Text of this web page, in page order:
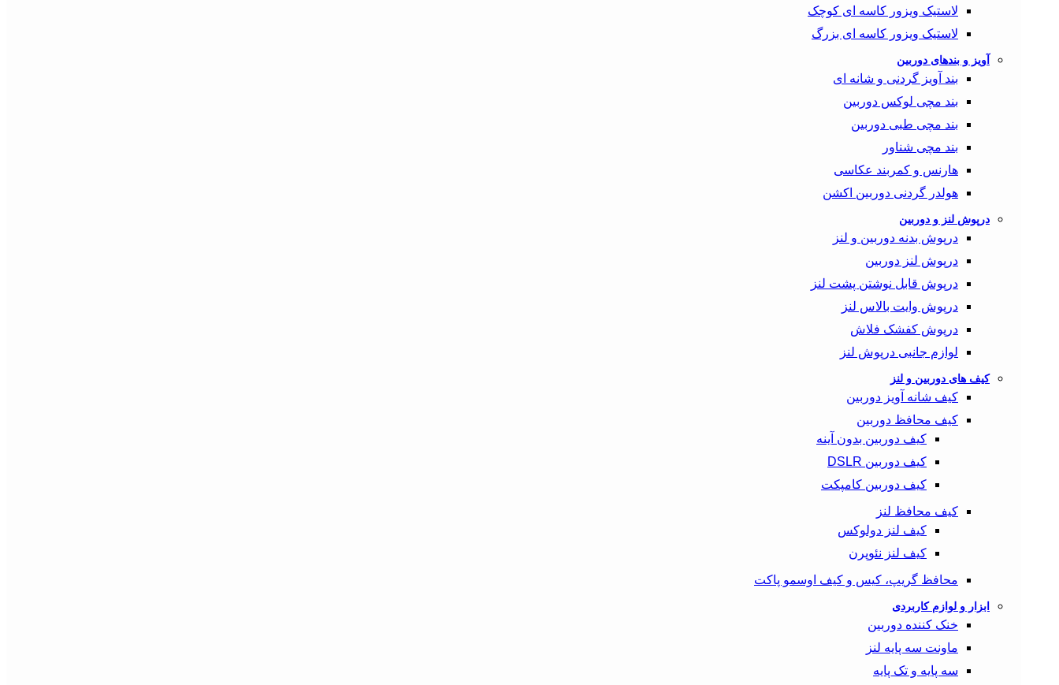
لاستیک ویزور کاسه‌ ای کوچک
لاستیک ویزور کاسه‌ ای بزرگ
آویز و بندهای دوربین
بند آویز گردنی و شانه ای
بند مچی لوکس دوربین
بند مچی طبی دوربین
بند مچی شناور
هارنس و کمربند عکاسی
هولدر گردنی دوربین اکشن
درپوش لنز و دوربین
درپوش بدنه دوربین و لنز
درپوش لنز دوربین
درپوش قابل نوشتن پشت لنز
درپوش وایت بالاس لنز
درپوش کفشک فلاش
لوازم جانبی درپوش لنز
کیف های دوربین و لنز
کیف شانه آویز دوربین
کیف محافظ دوربین
کیف دوربین بدون آینه
کیف دوربین DSLR
کیف دوربین کامپکت
کیف محافظ لنز
کیف لنز دولوکس
کیف لنز نئوپرن
محافظ گریپ، کیس و کیف اوسمو پاکت
ابزار و لوازم کاربردی
خنک کننده دوربین
ماونت سه پایه لنز
سه پایه و تک پایه